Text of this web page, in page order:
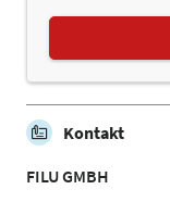
Kontakt
FILU GMBH